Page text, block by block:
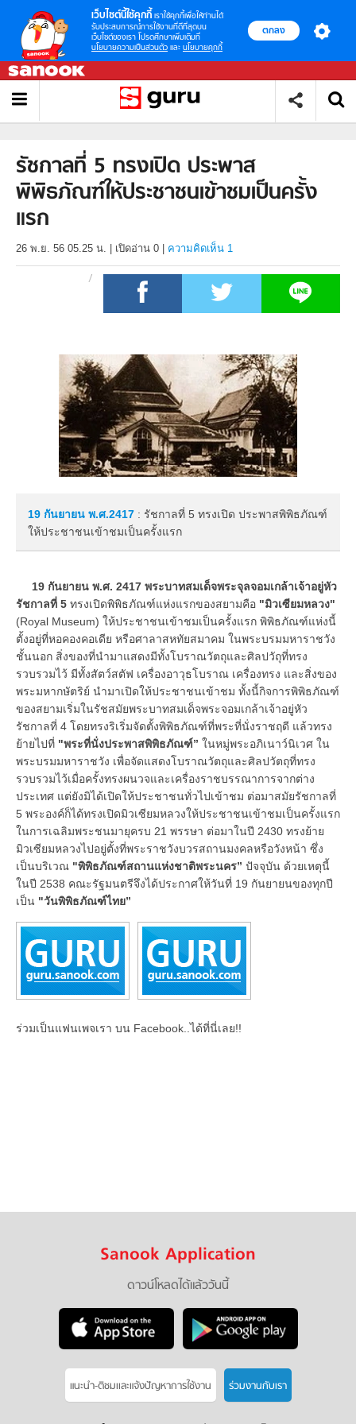
เว็บไซต์นี้ใช้คุกกี้ เราใช้คุกกี้เพื่อให้ท่านได้
รับประสบการณ์การใช้งานที่ดีที่สุดบน
เว็บไซต์ของเรา โปรดศึกษาเพิ่มเติมที่
นโยบายความเป็นส่วนตัว และ นโยบายคุกกี้
ตกลง
รัชกาลที่ 5 ทรงเปิด ประพาส
พิพิธภัณฑ์ให้ประชาชนเข้าชมเป็นครั้ง
แรก
26 พ.ย. 56 05.25 น. เปิดอ่าน 0 ความคิดเห็น 1
19 กันยายน พ.ศ.2417 : รัชกาลที่ 5 ทรงเปิด ประพาสพิพิธภัณฑ์
ให้ประชาชนเข้าชมเป็นครั้งแรก
19 กันยายน พ.ศ. 2417 พระบาทสมเด็จพระจุลจอมเกล้าเจ้าอยู่หัว
รัชกาลที่ 5 ทรงเปิดพิพิธภัณฑ์แห่งแรกของสยามคือ "มิวเซียมหลวง"
(Royal Museum) ให้ประชาชนเข้าชมเป็นครั้งแรก พิพิธภัณฑ์แห่งนี้
ตั้งอยู่ที่หอคองคอเดีย หรือศาลาสหทัยสมาคม ในพระบรมมหาราชวัง
ชั้นนอก สิ่งของที่นำมาแสดงมีทั้งโบราณวัตถุและศิลปวัถุที่ทรง
รวบรวมไว้ มีทั้งสัตว์สตัฟ เครื่องอาวุธโบราณ เครื่องทรง และสิ่งของ
พระมหากษัตริย์ นำมาเปิดให้ประชาชนเข้าชม ทั้งนี้กิจการพิพิธภัณฑ์
ของสยามเริ่มในรัชสมัยพระบาทสมเด็จพระจอมเกล้าเจ้าอยู่หัว
รัชกาลที่ 4 โดยทรงริเริ่มจัดตั้งพิพิธภัณฑ์ที่พระที่นั่งราชฤดี แล้วทรง
ย้ายไปที่ "พระที่นั่งประพาสพิพิธภัณฑ์” ในหมู่พระอภิเนาว์นิเวศ ใน
พระบรมมหาราชวัง เพื่อจัดแสดงโบราณวัตถุและศิลปวัตถุที่ทรง
รวบรวมไว้เมื่อครั้งทรงผนวจและเครื่องราชบรรณาการจากต่าง
ประเทศ แต่ยังมิได้เปิดให้ประชาชนทั่วไปเข้าชม ต่อมาสมัยรัชกาลที่
5 พระองค์ก็ได้ทรงเปิดมิวเซียมหลวงให้ประชาชนเข้าชมเป็นครั้งแรก
ในการเฉลิมพระชนมายุครบ 21 พรรษา ต่อมาในปี 2430 ทรงย้าย
มิวเซียมหลวงไปอยู่ตั้งที่พระราชวังบวรสถานมงคลหรือวังหน้า ซึ่ง
เป็นบริเวณ "พิพิธภัณฑ์สถานแห่งชาติพระนคร” ปัจจุบัน ด้วยเหตุนี้
ในปี 2538 คณะรัฐมนตรีจึงได้ประกาศให้วันที่ 19 กันยายนของทุกปี
เป็น "วันพิพิธภัณฑ์ไทย”
ร่วมเป็นแฟนเพจเรา บน Facebook..ได้ที่นี่เลย!!
Sanook Application
ดาวน์โหลดได้แล้ววันนี้
แนะนำ-ติชมเเละแจ้งปัญหาการใช้งาน ร่วมงานกับเรา